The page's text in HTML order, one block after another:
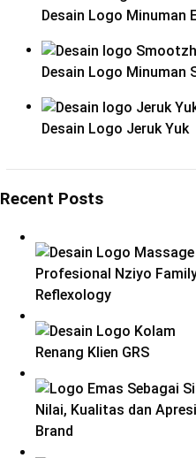
Desain Logo Minuman
Desain Logo Minuman
Desain Logo Jeruk Yuk
Recent Posts